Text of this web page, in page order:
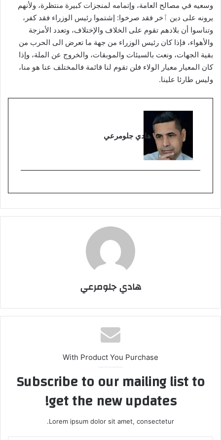
وسعيه في مصالح العامة، وإتمامه لمنجزات كبيرة منتظرة، ولأنهم
يرونه على دين ٱخر فقد صرخوا: إشتموا رئيس الوزراء فقد كفر،
وتناسوا أن بلادهم تقوم على الخلاف والإختلاف، وتعدد الأمزجة
والأهواء، فإذا كان رئيس الوزراء من جهة ما تعرض الى الحرب من
بقية الجهات، ونعت بالسيئات والموبقات، والخروج عن الملة، وإذا
كان المعيار معيار الولاء فلن تقوم لنا قائمة فالمختلف عنا هو منا،
وليس طارئا علينا.
هادي جلومرعي
هادي جلومرعي
With Product You Purchase
Subscribe to our mailing list to
get the new updates!
Lorem ipsum dolor sit amet, consectetur.